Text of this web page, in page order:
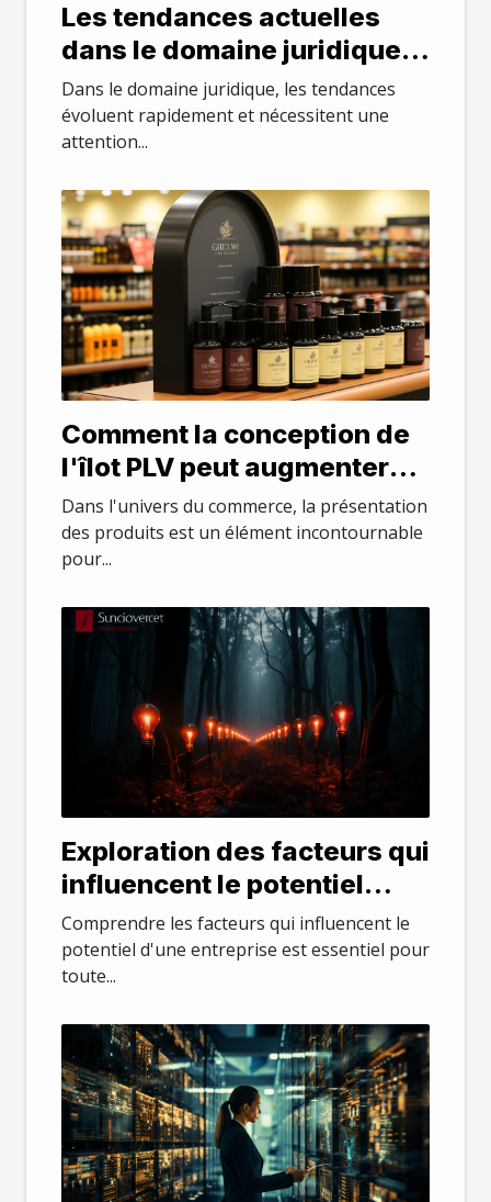
Les tendances actuelles
dans le domaine juridique
au Maryland
Dans le domaine juridique, les tendances
évoluent rapidement et nécessitent une
attention...
Comment la conception de
l'îlot PLV peut augmenter
l'attrait des produits en
magasin
Dans l'univers du commerce, la présentation
des produits est un élément incontournable
pour...
Exploration des facteurs qui
influencent le potentiel
d'une entreprise
Comprendre les facteurs qui influencent le
potentiel d'une entreprise est essentiel pour
toute...